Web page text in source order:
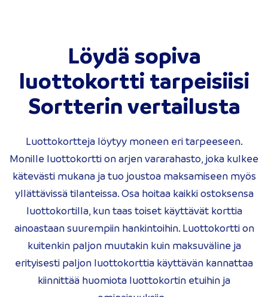
Löydä sopiva
luottokortti tarpeisiisi
Sortterin vertailusta
Luottokortteja löytyy moneen eri tarpeeseen.
Monille luottokortti on arjen vararahasto, joka kulkee
kätevästi mukana ja tuo joustoa maksamiseen myös
yllättävissä tilanteissa. Osa hoitaa kaikki ostoksensa
luottokortilla, kun taas toiset käyttävät korttia
ainoastaan suurempiin hankintoihin. Luottokortti on
kuitenkin paljon muutakin kuin maksuväline ja
erityisesti paljon luottokorttia käyttävän kannattaa
kiinnittää huomiota luottokortin etuihin ja